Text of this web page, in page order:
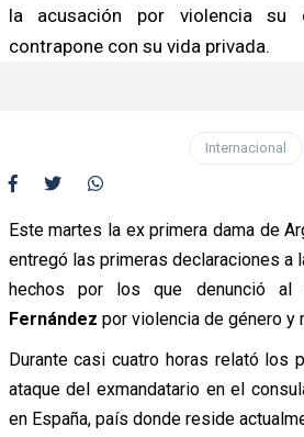
la acusación por violencia su
contrapone con su vida privada.
Internacional
Este martes la ex primera dama de
entregó las primeras declaraciones a
hechos por los que denunció al
Fernández por violencia de género y
Durante casi cuatro horas relató los
ataque del exmandatario en el
en España, país donde reside